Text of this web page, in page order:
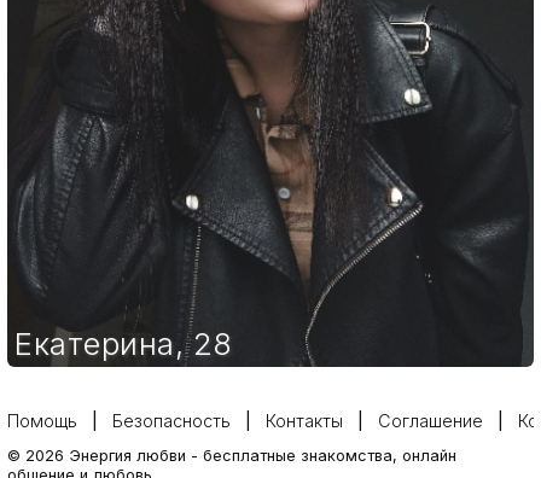
Екатерина,28
Помощь Безопасность Контакты Соглашение
© 2026 Энергия любви - бесплатные знакомства, онлайн